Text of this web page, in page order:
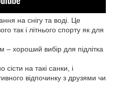
на снігу та воді. Це
так і літнього спорту як для
– хороший вибір для підлітка
на такі санки, і
відпочинку з друзями чи